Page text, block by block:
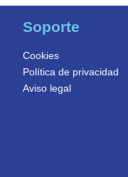
Soporte
Cookies
Política de privacidad
Aviso legal